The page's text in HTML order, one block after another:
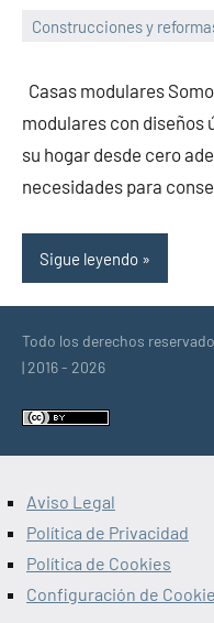
Construcciones y
Casas modulares
modulares con diseños
su hogar desde cero
necesidades para
Sigue leyendo
Todo los derechos
| 2016 - 2026
Aviso Legal
Política de Privacidad
Política de Cookies
Configuración de